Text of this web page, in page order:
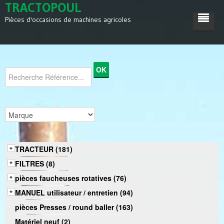
TRACTOPOUL
Pièces d'occasions de machines agricoles
TRACTEUR (181)
FILTRES (8)
pièces faucheuses rotatives (76)
MANUEL utilisateur / entretien (94)
pièces Presses / round baller (163)
Matériel neuf (2)
TRACTEUR
DIVERS
SATISFACTIONS
CONTACT